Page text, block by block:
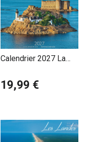
Calendrier 2027 La
19,99 €